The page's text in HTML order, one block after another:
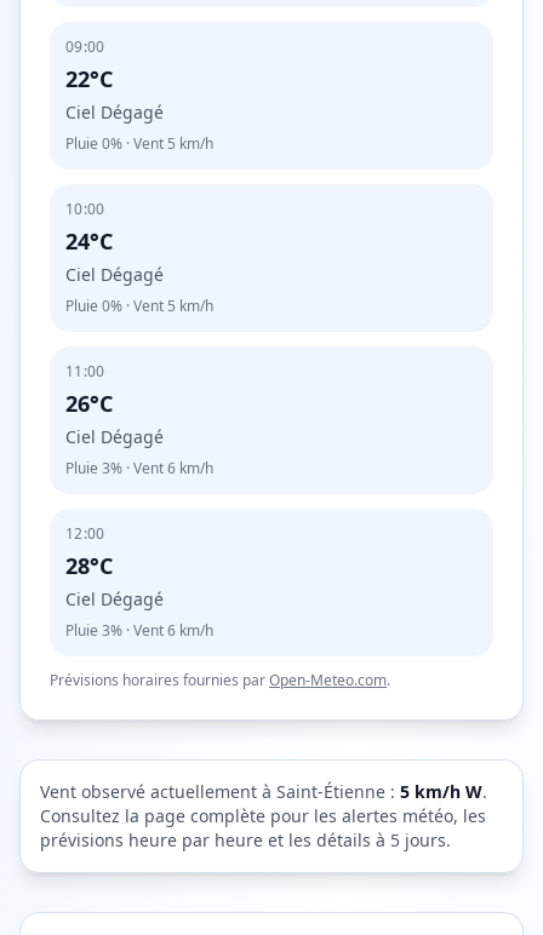
09:00
22°C
Ciel Dégagé
Pluie 0% · Vent 5 km/h
10:00
24°C
Ciel Dégagé
Pluie 0% · Vent 5 km/h
11:00
26°C
Ciel Dégagé
Pluie 3% · Vent6 km/h
12:00
28°C
Ciel Dégagé
Pluie 3% · Vent6 km/h
Prévisions horaires fournies parOpen-Meteo.com.
Vent observé actuellement à Saint-Étienne : 5 km/h W.
Consultez la page complète pour les alertes météo, les
prévisions heure par heure et les détails à 5 jours.